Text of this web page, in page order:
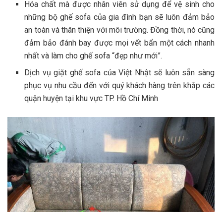
Hóa chất mà được nhân viên sử dụng để vệ sinh cho
những bộ ghế sofa của gia đình bạn sẽ luôn đảm bảo
an toàn và thân thiện với môi trường. Đồng thời, nó cũng
đảm bảo đánh bay được mọi vết bẩn một cách nhanh
nhất và làm cho ghế sofa “đẹp như mới”.
Dịch vụ giặt ghế sofa của Việt Nhật sẽ luôn sẵn sàng
phục vụ nhu cầu đến với quý khách hàng trên khắp các
quận huyện tại khu vực TP. Hồ Chí Minh